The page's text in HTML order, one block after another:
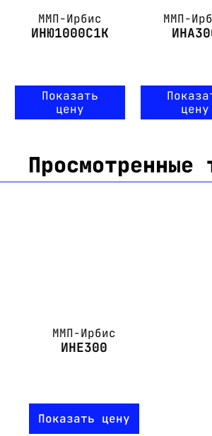
ММП-Ирбис
ИНЮ1000С1К
Показать
цену
ММП-
цену
Просмотренные
ММП-Ирбис
ИНЕ300
Показать цену